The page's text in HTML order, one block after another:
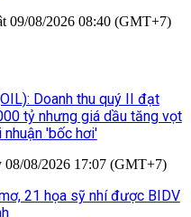
09/08/2026 08:40 (GMT+7)
Doanh thu quý II đạt
tỷ nhưng giá dầu tăng vọt
nhuận 'bốc hơi'
08/08/2026 17:07 (GMT+7)
21 họa sỹ nhí được BIDV